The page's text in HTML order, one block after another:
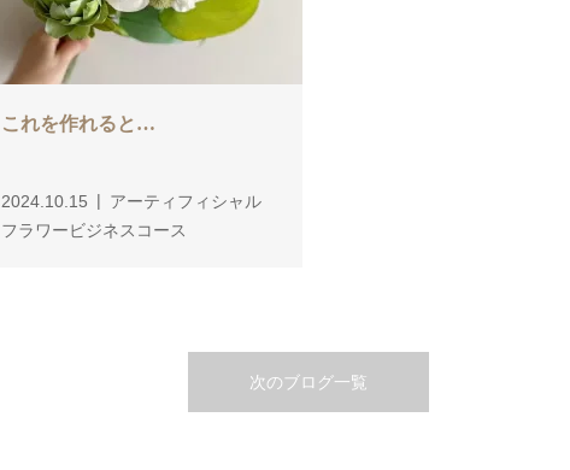
これを作れると…
2024.10.15
アーティフィシャル
フラワービジネスコース
次のブログ一覧